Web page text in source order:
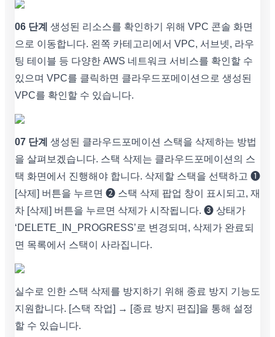
06 단계 생성된 리소스를 확인하기 위해 VPC 콘솔 화면
으로 이동합니다. 왼쪽 카테고리에서 VPC, 서브넷, 라우
팅 테이블 등 다양한 AWS 네트워크 서비스를 확인할 수
있으며 VPC를 클릭하면 클라우드포메이션으로 생성된
VPC를 확인할 수 있습니다.
07 단계 생성된 클라우드포메이션 스택을 삭제하는 방법
을 살펴보겠습니다. 스택 삭제는 클라우드포메이션의 스
택 화면에서 진행해야 합니다. 삭제할 스택을 선택하고 ❶
[삭제] 버튼을 누르면 ❷ 스택 삭제 팝업 창이 표시되고, 재
차 [삭제] 버튼을 누르면 삭제가 시작됩니다. ❸ 상태가
‘DELETE_IN_PROGRESS’로 변경되며, 삭제가 완료되
면 목록에서 스택이 사라집니다.
실수로 인한 스택 삭제를 방지하기 위해 종료 방지 기능도
지원합니다. [스택 작업] → [종료 방지 편집]을 통해 설정
할 수 있습니다.